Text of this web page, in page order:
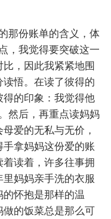
那份账单的含义，体
，我觉得要突破这一
，因此我紧紧地围
悟。在读了彼得的
的印象：我觉得他
然后，再重点读妈妈
爱的无私与无价，
拿妈妈这份爱的账
读着，许多往事拥
里妈妈亲手洗的衣服
怀抱是那样的温
的饭菜总是那么可